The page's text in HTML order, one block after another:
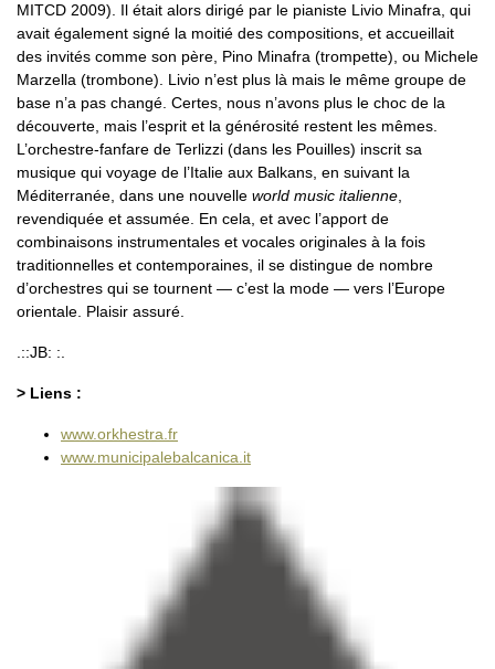
MITCD 2009). Il était alors dirigé par le pianiste Livio Minafra, qui
avait également signé la moitié des compositions, et accueillait
des invités comme son père, Pino Minafra (trompette), ou Michele
Marzella (trombone). Livio n’est plus là mais le même groupe de
base n’a pas changé. Certes, nous n’avons plus le choc de la
découverte, mais l’esprit et la générosité restent les mêmes.
L’orchestre-fanfare de Terlizzi (dans les Pouilles) inscrit sa
musique qui voyage de l’Italie aux Balkans, en suivant la
Méditerranée, dans une nouvelle world music italienne,
revendiquée et assumée. En cela, et avec l’apport de
combinaisons instrumentales et vocales originales à la fois
traditionnelles et contemporaines, il se distingue de nombre
d’orchestres qui se tournent — c’est la mode — vers l’Europe
orientale. Plaisir assuré.
.::JB: :.
> Liens :
www.orkhestra.fr
www.municipalebalcanica.it